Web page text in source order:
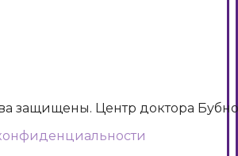
защищены. Центр доктора